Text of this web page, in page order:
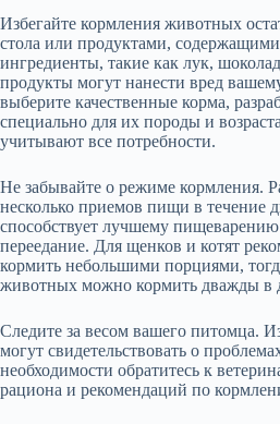
Избегайте кормления животных
стола или продуктами,
ингредиенты, такие как лук,
продукты могут нанести вред
выберите качественные корма,
специально для их породы и
учитывают все потребности.
Не забывайте о режиме кормления.
несколько приемов пищи в течение
способствует лучшему
переедание. Для щенков и котят
кормить небольшими порциями,
животных можно кормить дважды в
Следите за весом вашего питомца.
могут свидетельствовать о
необходимости обратитесь к
рациона и рекомендаций по